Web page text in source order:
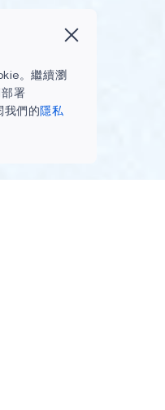
。繼續瀏
署
我們的隱私